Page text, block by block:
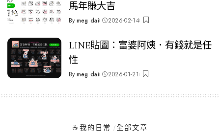
馬年賺大吉
Posted
By meg dai 2026-02-14
LINE貼圖：富婆阿姨．有錢就是任
性
Posted
By meg dai 2026-01-21
☕️我的日常 全部文章